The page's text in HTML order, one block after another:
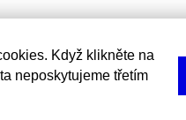
Když klikněte na
neposkytujeme třetím